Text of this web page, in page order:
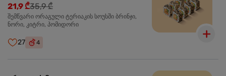
21,9 ₾35,9 ₾
შემწვარი ორაგული ტერიაკის სოუსში ბრინჯი,
ნორი, კიტრი, პომიდორი
27 4